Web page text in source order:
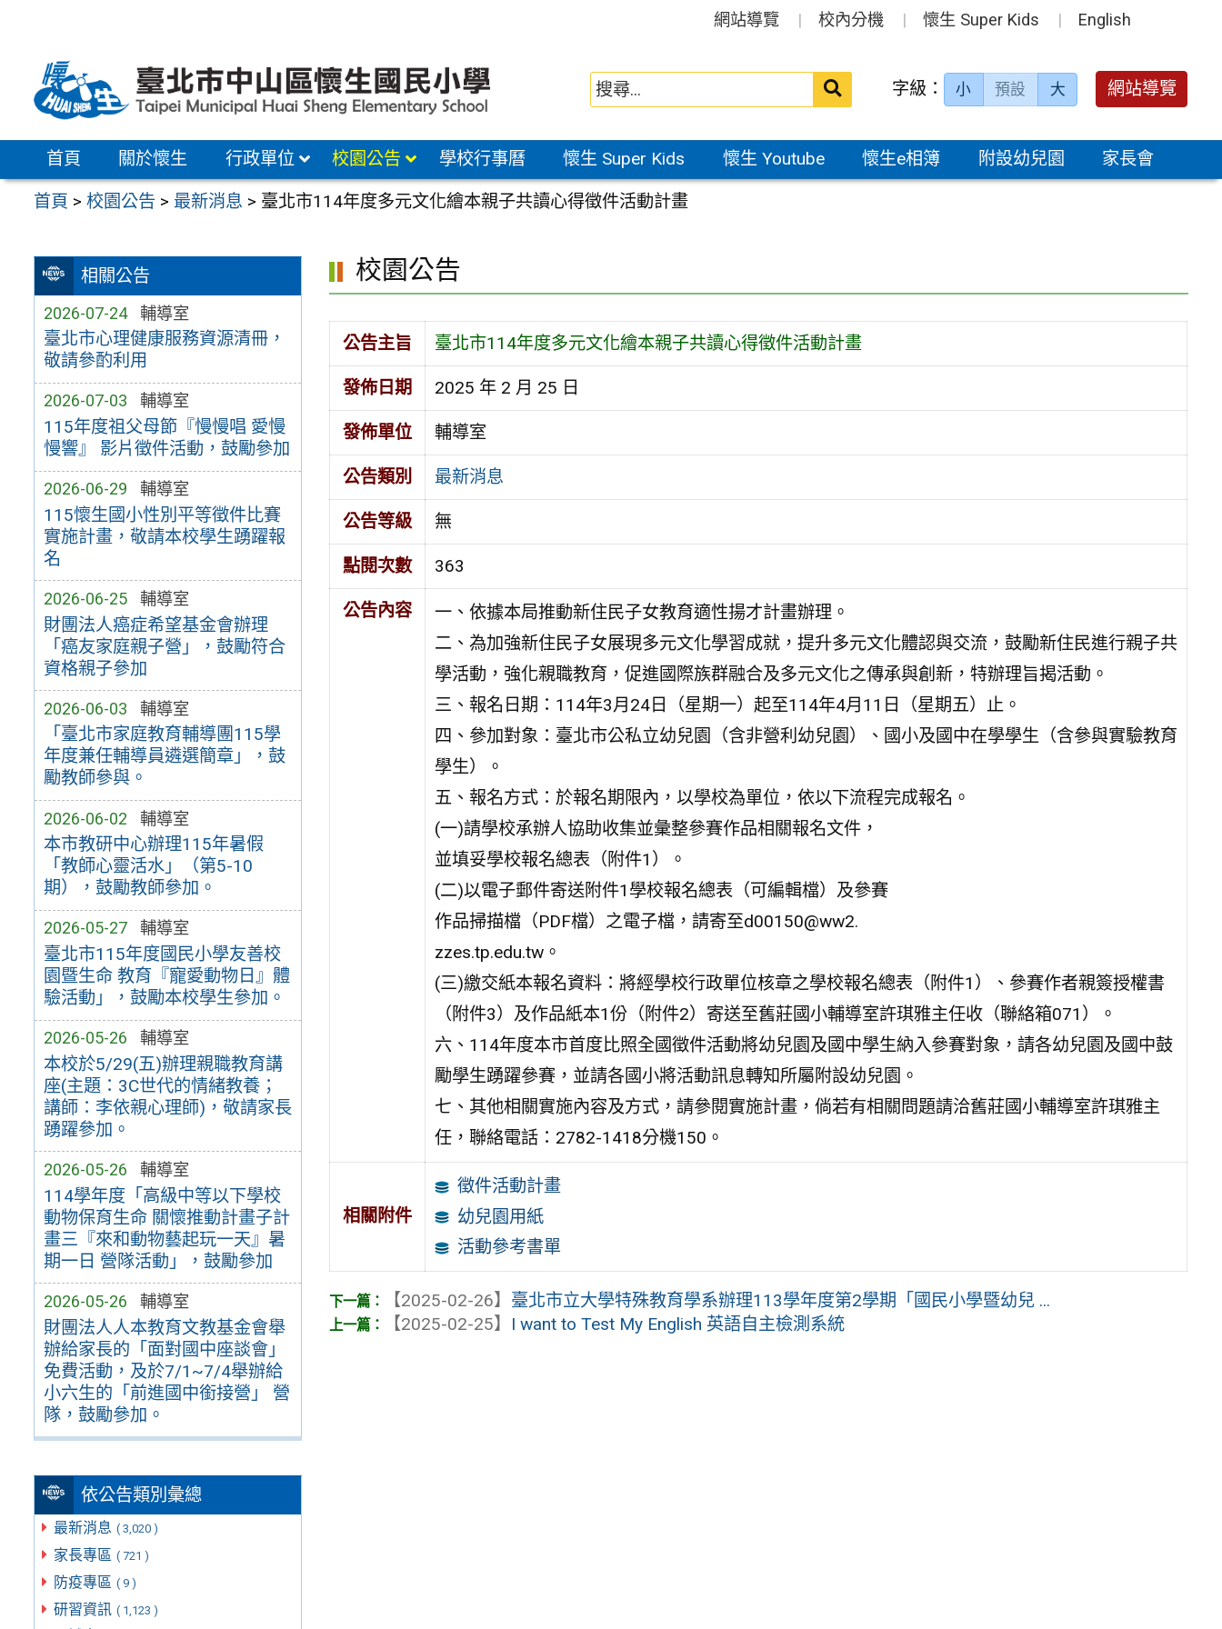
區
網站導覽 校內分機 懷生 Super Kids English
送出 字級： 小 預設 大 網站導覽
首頁 關於懷生 行政單位 校園公告 學校行事曆 懷生 Super Kids 懷生 Youtube 懷生e相簿 附設幼兒園 家長會
首頁 >校園公告 > 最新消息 > 臺北市114年度多元文化繪本親子共讀心得徵件活動計畫
相關公告
2026-07-24 輔導室
臺北市心理健康服務資源清冊，
敬請參酌利用
2026-07-03 輔導室
115年度祖父母節『慢慢唱 愛慢
慢響』 影片徵件活動，鼓勵參加
2026-06-29 輔導室
115懷生國小性別平等徵件比賽
實施計畫，敬請本校學生踴躍報
名
2026-06-25 輔導室
財團法人癌症希望基金會辦理
「癌友家庭親子營」，鼓勵符合
資格親子參加
2026-06-03 輔導室
「臺北市家庭教育輔導團115學
年度兼任輔導員遴選簡章」，鼓
勵教師參與。
2026-06-02 輔導室
本市教研中心辦理115年暑假
「教師心靈活水」（第5-10
期），鼓勵教師參加。
2026-05-27 輔導室
臺北市115年度國民小學友善校
園暨生命 教育『寵愛動物日』體
驗活動」，鼓勵本校學生參加。
2026-05-26 輔導室
本校於5/29(五)辦理親職教育講
座(主題：3C世代的情緒教養；
講師：李依親心理師)，敬請家長
踴躍參加。
2026-05-26 輔導室
114學年度「高級中等以下學校
動物保育生命 關懷推動計畫子計
畫三『來和動物藝起玩一天』暑
期一日 營隊活動」，鼓勵參加
2026-05-26 輔導室
財團法人人本教育文教基金會舉
辦給家長的「面對國中座談會」
免費活動，及於7/1~7/4舉辦給
小六生的「前進國中銜接營」 營
隊，鼓勵參加。
依公告類別彙總
最新消息 ( 3,020 )
家長專區 ( 721 )
防疫專區 ( 9 )
研習資訊 ( 1,123 )
校園公告
公告主旨 臺北市114年度多元文化繪本親子共讀心得徵件活動計畫
發佈日期 2025 年 2 月 25 日
發佈單位 輔導室
公告類別 最新消息
公告等級 無
點閱次數 363
公告內容
一、依據本局推動新住民子女教育適性揚才計畫辦理。
二、為加強新住民子女展現多元文化學習成就，提升多元文化體認與交流，鼓勵新住民進行親子共
學活動，強化親職教育，促進國際族群融合及多元文化之傳承與創新，特辦理旨揭活動。
三、報名日期：114年3月24日（星期一）起至114年4月11日（星期五）止。
四、參加對象：臺北市公私立幼兒園（含非營利幼兒園）、國小及國中在學學生（含參與實驗教育
學生）。
五、報名方式：於報名期限內，以學校為單位，依以下流程完成報名。
(一)請學校承辦人協助收集並彙整參賽作品相關報名文件，
並填妥學校報名總表（附件1）。
(二)以電子郵件寄送附件1學校報名總表（可編輯檔）及參賽
作品掃描檔（PDF檔）之電子檔，請寄至d00150@ww2.
zzes.tp.edu.tw。
(三)繳交紙本報名資料：將經學校行政單位核章之學校報名總表（附件1）、參賽作者親簽授權書
（附件3）及作品紙本1份（附件2）寄送至舊莊國小輔導室許琪雅主任收（聯絡箱071）。
六、114年度本市首度比照全國徵件活動將幼兒園及國中學生納入參賽對象，請各幼兒園及國中鼓
勵學生踴躍參賽，並請各國小將活動訊息轉知所屬附設幼兒園。
七、其他相關實施內容及方式，請參閱實施計畫，倘若有相關問題請洽舊莊國小輔導室許琪雅主
任，聯絡電話：2782-1418分機150。
相關附件
徵件活動計畫
幼兒園用紙
活動參考書單
【2025-02-26】 臺北市立大學特殊教育學系辦理113學年度第2學期「國民小學暨幼兒 ...
【2025-02-25】 I want to Test My English 英語自主檢測系統